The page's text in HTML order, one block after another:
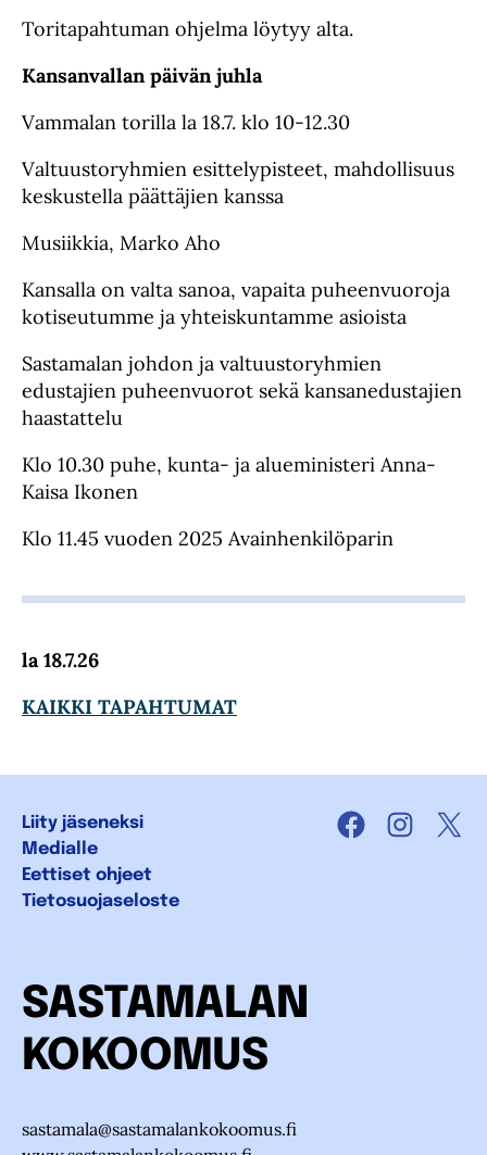
Toritapahtuman ohjelma löytyy alta.
Kansanvallan päivän juhla
Vammalan torilla la 18.7. klo 10-12.30
Valtuustoryhmien esittelypisteet, mahdollisuus
keskustella päättäjien kanssa
Musiikkia, Marko Aho
Kansalla on valta sanoa, vapaita puheenvuoroja
kotiseutumme ja yhteiskuntamme asioista
Sastamalan johdon ja valtuustoryhmien
edustajien puheenvuorot sekä kansanedustajien
haastattelu
Klo 10.30 puhe, kunta- ja alueministeri Anna-
Kaisa Ikonen
Klo 11.45 vuoden 2025 Avainhenkilöparin
la 18.7.26
KAIKKI TAPAHTUMAT
Liity jäseneksi
Medialle
Eettiset ohjeet
Tietosuojaseloste
Facebook X
SASTAMALAN
KOKOOMUS
sastamala@sastamalankokoomus.fi